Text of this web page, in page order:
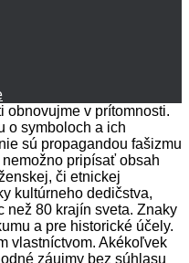
obnovujme v prítomnosti.
o symboloch a ich
sú propagandou fašizmu
pripísať obsah
či etnickej
kultúrneho dedičstva,
než 80 krajín sveta. Znaky
a pre historické účely.
vlastníctvom. Akékoľvek
záujmy bez súhlasu